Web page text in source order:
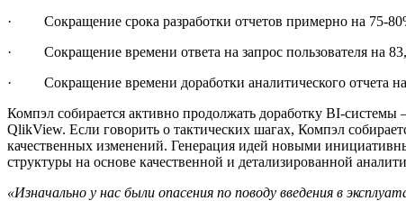
· Сокращение срока разработки отчетов примерно на 75-
· Сокращение времени ответа на запрос пользователя на
· Сокращение времени доработки аналитического отчета
Компэл собирается активно продолжать доработку BI-системы
QlikView. Если говорить о тактических шагах, Компэл
качественных изменений. Генерация идей новыми
структуры на основе качественной и детализированной
«Изначально у нас были опасения по поводу введения в